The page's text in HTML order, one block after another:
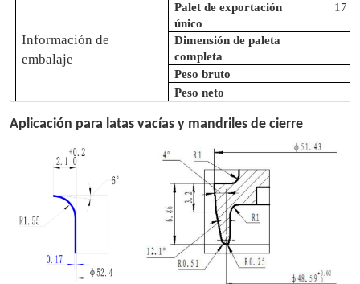
Información de
embalaje
Palet de exportación
único
17
Dimensión de paleta
completa
Peso bruto
Peso neto
Aplicación para latas vacías y mandriles de cierre